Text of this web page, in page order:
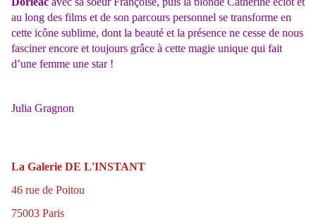
au long des films et de son parcours personnel se transforme en
cette icône sublime, dont la beauté et la présence ne cesse de nous
fasciner encore et toujours grâce à cette magie unique qui fait
d’une femme une star !
Julia Gragnon
La Galerie DE L'INSTANT
46 rue de Poitou
75003 Paris